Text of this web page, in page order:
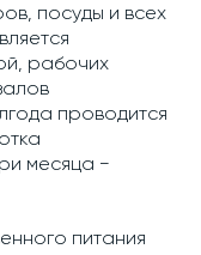
посуды и всех
рабочих
проводится
месяца −
питания